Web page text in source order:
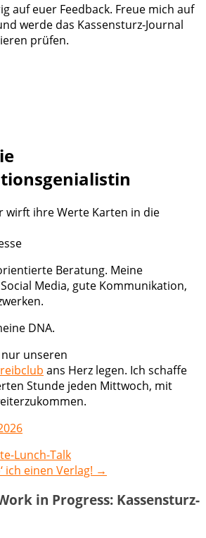
auf euer Feedback. Freue mich auf
werde das Kassensturz-Journal
prüfen.
Beratung. Meine
Media, gute Kommunikation,
DNA.
unseren
ans Herz legen. Ich schaffe
Stunde jeden Mittwoch, mit
Lunch-Talk
ich einen Verlag! →
in Progress: Kassensturz-